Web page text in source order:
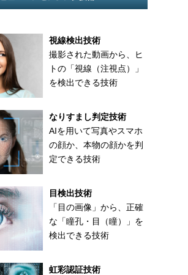
視線検出技術
撮影された動画から、ヒ
トの「視線（注視点）」
を検出できる技術
なりすまし判定技術
AIを用いて写真やスマホ
の顔か、本物の顔かを判
定できる技術
目検出技術
「目の画像」から、正確
な「瞳孔・目（瞳）」を
検出できる技術
虹彩認証技術